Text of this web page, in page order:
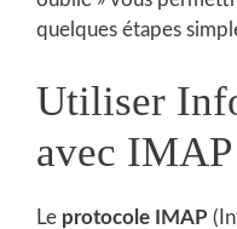
quelques étapes
Utiliser
avec IMAP
Le protocole IMAP